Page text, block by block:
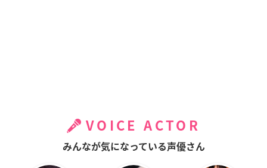
VOICE ACTOR
みんなが気になっている声優さん